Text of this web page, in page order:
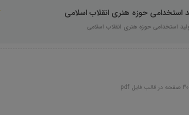
استخدامی حوزه هنری انقلاب اسلامی
استخدامی حوزه هنری انقلاب اسلامی